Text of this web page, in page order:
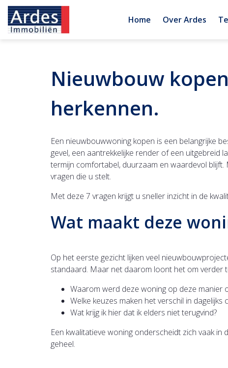
Home Over Ardes
Nieuwbouw
herkennen.
Een nieuwbouwwoning kopen is een belangrijke
gevel, een aantrekkelijke render of een uitgebreid
termijn comfortabel, duurzaam en waardevol
vragen die u stelt.
Met deze 7 vragen krijgt u sneller inzicht in de
Wat maakt deze
Op het eerste gezicht lijken veel
standaard. Maar net daarom loont het om verder
Waarom werd deze woning op deze manier
Welke keuzes maken het verschil in dagelijks
Wat krijg ik hier dat ik elders niet terugvind?
Een kwalitatieve woning onderscheidt zich vaak
geheel.